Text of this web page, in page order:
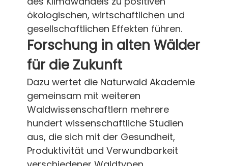
ökologischen, wirtschaftlichen und
gesellschaftlichen Effekten führen.
Forschung in alten Wälder
für die Zukunft
Dazu wertet die Naturwald Akademie
gemeinsam mit weiteren
Waldwissenschaftlern mehrere
hundert wissenschaftliche Studien
aus, die sich mit der Gesundheit,
Produktivität und Verwundbarkeit